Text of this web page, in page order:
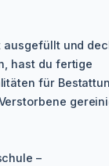
ausgefüllt und
hast du fertige
für
–